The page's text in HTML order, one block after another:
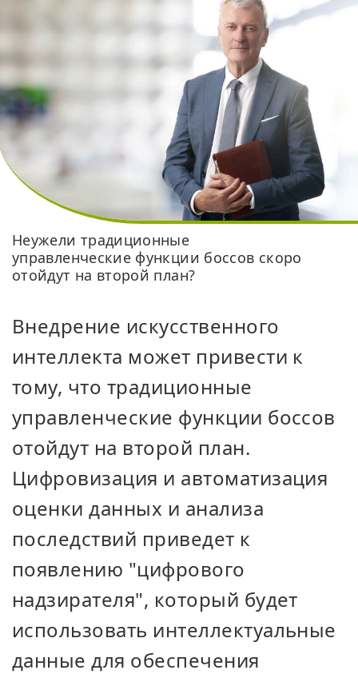
Неужели традиционные
управленческие функции боссов скоро
отойдут на второй план?
Внедрение искусственного
интеллекта может привести к
тому, что традиционные
управленческие функции боссов
отойдут на второй план.
Цифровизация и автоматизация
оценки данных и анализа
последствий приведет к
появлению "цифрового
надзирателя", который будет
использовать интеллектуальные
данные для обеспечения